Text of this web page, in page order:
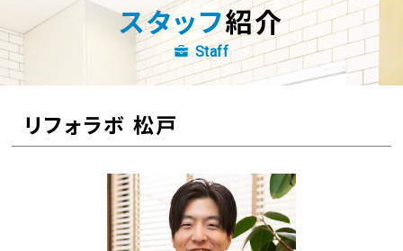
スタッフ紹介
Staff
リフォラボ 松戸